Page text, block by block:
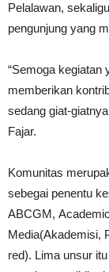
Pelalawan,
pengunjung yang
“Semoga kegiatan
memberikan
sedang giat-
Fajar.
Komunitas
sebegai penentu
ABCGM,
Media(Akademisi,
red). Lima unsur